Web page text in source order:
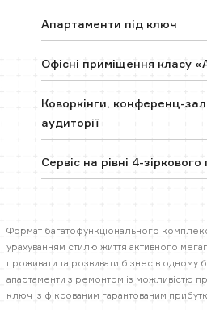
Апартаменти під ключ
Офісні приміщення класу
Коворкінги, конференц-
аудиторії
Сервіс на рівні 4-
Формат багатофункціонального
урахуванням стилю життя активного
проживати та розвивати бізнес в
апартаменти з ремонтом із можливістю
ключ із фіксованим гарантованим